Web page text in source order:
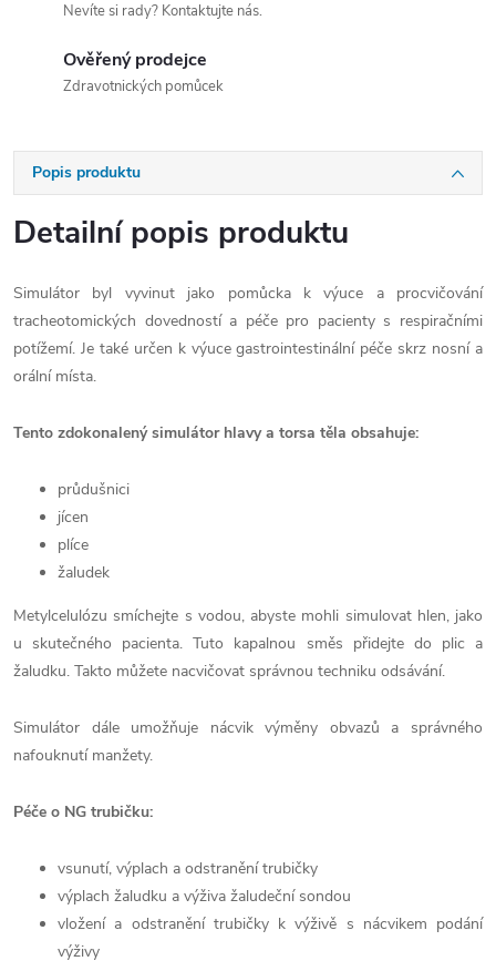
Nevíte si rady? Kontaktujte nás.
Ověřený prodejce
Zdravotnických pomůcek
Popis produktu
Detailní popis produktu
Simulátor byl vyvinut jako pomůcka k výuce a procvičování
tracheotomických dovedností a péče pro pacienty s respiračními
potížemí. Je také určen k výuce gastrointestinální péče skrz nosní a
orální místa.
Tento zdokonalený simulátor hlavy a torsa těla obsahuje:
průdušnici
jícen
plíce
žaludek
Metylcelulózu smíchejte s vodou, abyste mohli simulovat hlen, jako
u skutečného pacienta. Tuto kapalnou směs přidejte do plic a
žaludku. Takto můžete nacvičovat správnou techniku odsávání.
Simulátor dále umožňuje nácvik výměny obvazů a správného
nafouknutí manžety.
Péče o NG trubičku:
vsunutí, výplach a odstranění trubičky
výplach žaludku a výživa žaludeční sondou
vložení a odstranění trubičky k výživě s nácvikem podání
výživy